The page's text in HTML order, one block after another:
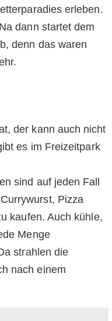
erleben.
dann startet dem
denn das waren
der kann auch nicht
es im Freizeitpark
sind auf jeden Fall
Pizza
kaufen. Auch kühle,
Menge
strahlen die
nach einem